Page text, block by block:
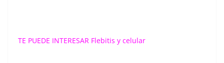
TE PUEDE INTERESAR Flebitis y celular